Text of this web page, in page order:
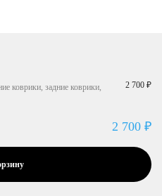
коврики, задние коврики,
2 700 ₽
2 700 ₽